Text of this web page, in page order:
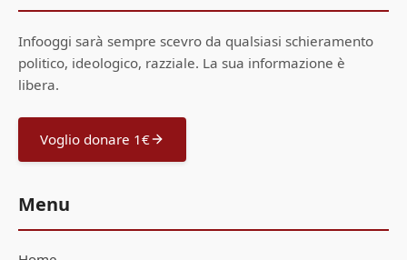
Infooggi sarà sempre scevro da qualsiasi schieramento
politico, ideologico, razziale. La sua informazione è
libera.
Voglio donare 1€
Menu